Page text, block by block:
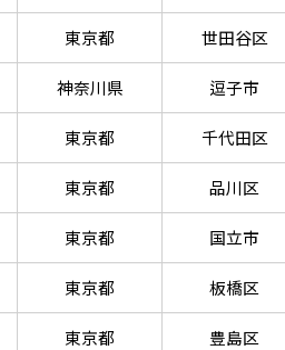
東京都 世田谷区
神奈川県 逗子市
東京都 千代田区
東京都 品川区
東京都 国立市
東京都 板橋区
東京都 豊島区